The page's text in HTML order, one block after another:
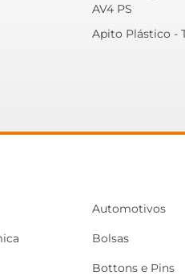
AV4 PS
Apito Plástico -
Automotivos
Bolsas
Bottons e Pins